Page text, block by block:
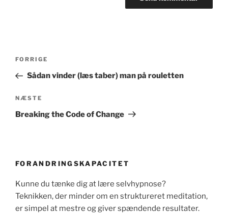
Indlægsnavigation
Forrige
indlæg
FORRIGE
Sådan vinder (læs taber) man på rouletten
Næste
indlæg
NÆSTE
Breaking the Code of Change
FORANDRINGSKAPACITET
Kunne du tænke dig at lære selvhypnose?
Teknikken, der minder om en struktureret meditation,
er simpel at mestre og giver spændende resultater.